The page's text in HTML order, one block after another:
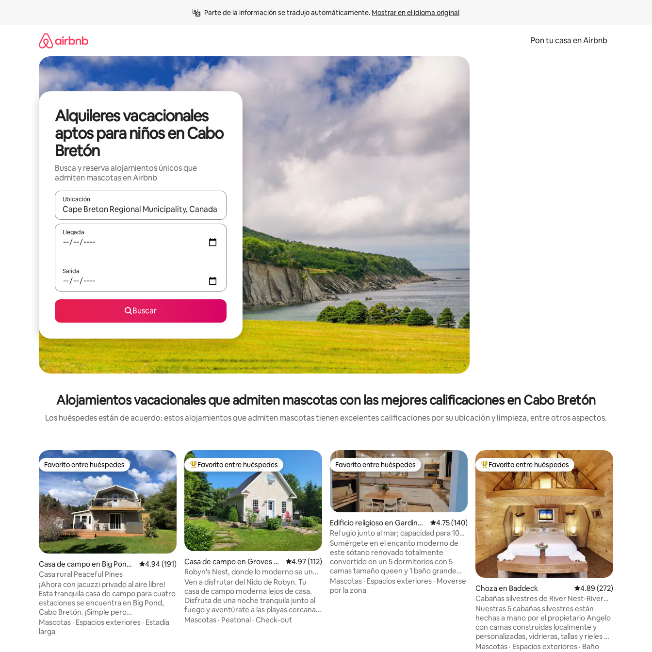
Parte de la información se tradujo automáticamente. Mostrar en el idioma original
Pon tu casa en Airbnb
Alquileres vacacionales
aptos para niños en Cabo
Bretón
Busca y reserva alojamientos únicos que
admiten mascotas en Airbnb
Ubicación
Cuando los resultados estén disponibles, navega con las teclas de flecha hacia arriba y hacia abajo o explora con el tacto o desliza el dedo.
Llegada
Salida
Buscar
Alojamientos vacacionales que admiten mascotas con las mejores calificaciones en Cabo Bretón
Los huéspedes están de acuerdo: estos alojamientos que admiten mascotas tienen excelentes calificaciones por su ubicación y limpieza, entre otros aspectos.
Favorito entre huéspedes
Favorito entre huéspedes
Casa de campo en Big Pond
Centre
Calificación promedio: 4.94 de 5, 191 reseñas
4.94 (191)
Casa rural Peaceful Pines
¡Ahora con jacuzzi privado al aire libre!
Esta tranquila casa de campo para cuatro
estaciones se encuentra en Big Pond,
Cabo Bretón. ¡Simple pero
extremadamente cómoda, nuestra
segunda casa cuenta con todos los
Mascotas · Espacios exteriores · Estadía
larga
Favorito entre huéspedes preferido
Favorito entre huéspedes
Casa de campo en Groves P
oint
Calificación promedio: 4.97 de 5, 112 reseñas
4.97 (112)
Robyn's Nest, donde lo moderno se une
al campo
Ven a disfrutar del Nido de Robyn. Tu
casa de campo moderna lejos de casa.
Disfruta de una noche tranquila junto al
fuego y aventúrate a las playas cercanas
durante el día. Por la noche, puedes
Mascotas · Peatonal · Check-out
Favorito entre huéspedes
Favorito entre huéspedes
Edificio religioso en Gardiner
Mines
Calificación promedio: 4.75 de 5, 140 reseñas
4.75 (140)
Refugio junto al mar; capacidad para 10
personas, a 2 minutos de la playa
Sumérgete en el encanto moderno de
este sótano renovado totalmente
convertido en un 5 dormitorios con 5
camas tamaño queen y 1 baño grande
con tocador doble a solo 2 minutos de la
playa. Cuenta con una gran sala de estar
Mascotas · Espacios exteriores · Moverse
por la zona
Favorito entre huéspedes preferido
Favorito entre huéspedes
Choza en Baddeck Calificación promedio:
4.89 (272)
Cabañas silvestres de River Nest-River
Nest Cabin 3
Nuestras 5 cabañas silvestres están
hechas a mano por el propietario Angelo
con camas construidas localmente y
personalizadas, vidrieras, tallas y rieles de
hierro temáticos. Todas las cabañas
Mascotas · Espacios exteriores · Baño